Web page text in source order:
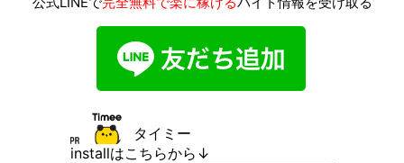
タイミー
installはこちらから↓